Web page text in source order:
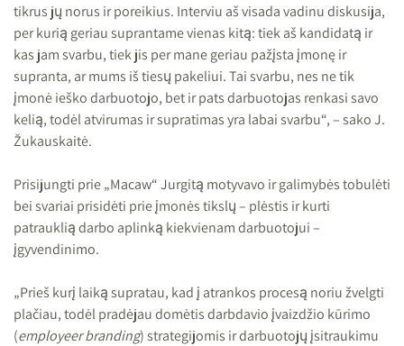
tikrus jų norus ir poreikius. Interviu aš visada vadinu diskusija,
per kurią geriau suprantame vienas kitą: tiek aš kandidatą ir
kas jam svarbu, tiek jis per mane geriau pažįsta įmonę ir
supranta, ar mums iš tiesų pakeliui. Tai svarbu, nes ne tik
įmonė ieško darbuotojo, bet ir pats darbuotojas renkasi savo
kelią, todėl atvirumas ir supratimas yra labai svarbu“, – sako J.
Žukauskaitė.
Prisijungti prie „Macaw“ Jurgitą motyvavo ir galimybės tobulėti
bei svariai prisidėti prie įmonės tikslų – plėstis ir kurti
patrauklią darbo aplinką kiekvienam darbuotojui –
įgyvendinimo.
„Prieš kurį laiką supratau, kad į atrankos procesą noriu žvelgti
plačiau, todėl pradėjau domėtis darbdavio įvaizdžio kūrimo
(employeer branding) strategijomis ir darbuotojų įsitraukimu